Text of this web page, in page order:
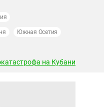
Южная Осетия
на Кубани